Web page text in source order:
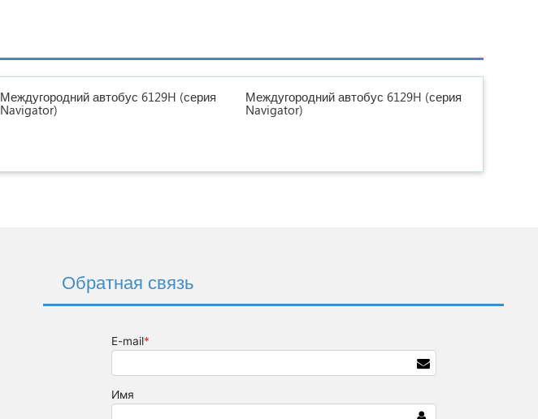
Междугородний автобус 6129H (серия
Navigator)
Междугородний автобус 6129H (серия
Navigator)
Обратная связь